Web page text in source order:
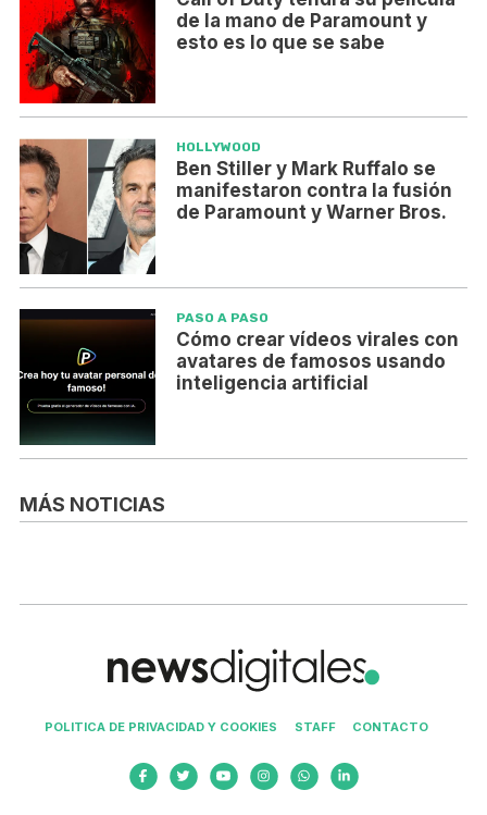
de la mano de Paramount y
esto es lo que se sabe
HOLLYWOOD
Ben Stiller y Mark Ruffalo se
manifestaron contra la fusión
de Paramount y Warner Bros.
PASO A PASO
Cómo crear vídeos virales con
avatares de famosos usando
inteligencia artificial
MÁS NOTICIAS
POLITICA DE PRIVACIDAD Y COOKIES STAFF CONTACTO